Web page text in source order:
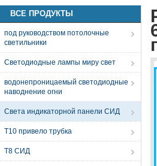
ВСЕ ПРОДУКТЫ
под руководством потолочные
светильники
Светодиодные лампы миру свет
водонепроницаемый светодиодные
наводнение огни
Света индикаторной панели СИД
T10 привело трубка
T8 СИД